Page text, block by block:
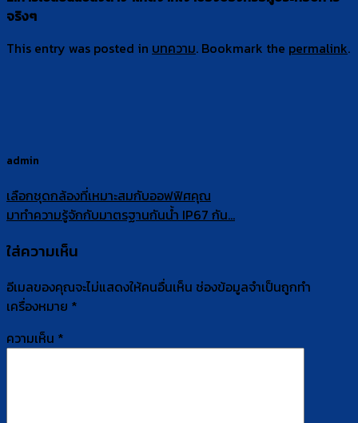
จริงๆ
This entry was posted in บทความ. Bookmark the permalink.
admin
เลือกชุดกล้องที่เหมาะสมกับออฟฟิศคุณ
มาทำความรู้จักกับมาตรฐานกันน้ำ IP67 กัน…
ใส่ความเห็น
อีเมลของคุณจะไม่แสดงให้คนอื่นเห็น ช่องข้อมูลจำเป็นถูกทำ
เครื่องหมาย *
ความเห็น *